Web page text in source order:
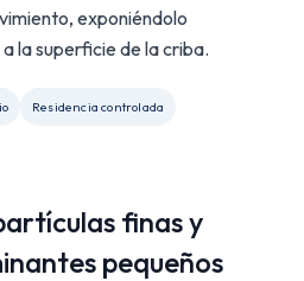
exponiéndolo
la superficie de la criba.
Residencia controlada
finas y
pequeños